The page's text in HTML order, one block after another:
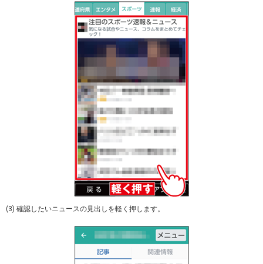
(3) 確認したいニュースの見出しを軽く押します。